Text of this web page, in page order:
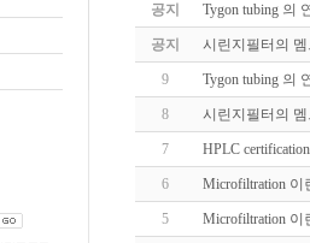
공지 Tygon tubing 의
공지 시린지필터의
9 Tygon tubing 의
8 시린지필터의
7 HPLC
6 Microfiltration 이
5 Microfiltration 이